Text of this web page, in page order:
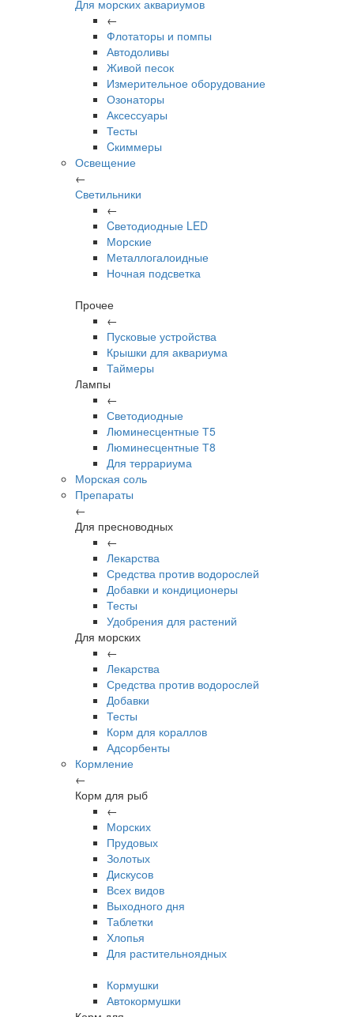
Для морских аквариумов
←
Флотаторы и помпы
Автодоливы
Живой песок
Измерительное оборудование
Озонаторы
Аксессуары
Тесты
Cкиммеры
Освещение
←
Светильники
←
Cветодиодные LED
Морские
Металлогалоидные
Ночная подсветка
Прочее
←
Пусковые устройства
Крышки для аквариума
Таймеры
Лампы
←
Светодиодные
Люминесцентные Т5
Люминесцентные Т8
Для террариума
Морская соль
Препараты
←
Для пресноводных
←
Лекарства
Средства против водорослей
Добавки и кондиционеры
Тесты
Удобрения для растений
Для морских
←
Лекарства
Средства против водорослей
Добавки
Тесты
Корм для кораллов
Адсорбенты
Кормление
←
Корм для рыб
←
Морских
Прудовых
Золотых
Дискусов
Всех видов
Выходного дня
Таблетки
Хлопья
Для растительноядных
Кормушки
Автокормушки